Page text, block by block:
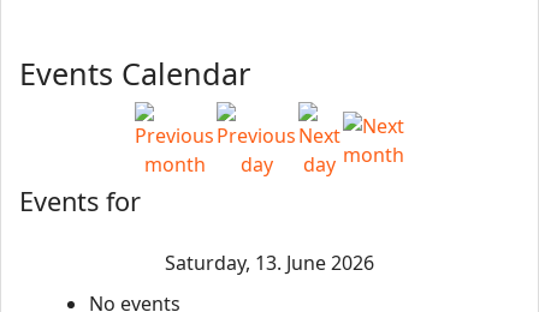
Events Calendar
Events for
Saturday, 13. June 2026
No events